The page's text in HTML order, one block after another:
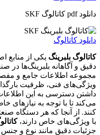
دانلود pdf کاتالوگ SKF
دانلود کاتالوگ
کاتالوگ بلبرینگ یکی از منابع
دقیق و آگاهانه بلبرینگ‌ها
مجموعه اطلاعات جامع و
ویژگی‌های فنی، ظرفیت
داشتن دسترسی به این
می‌کند تا با توجه به نیازهای
کنند. از آنجا که هر دستگاه
با ویژگی‌های خاص دارند،
جزئیات دقیق مانند نوع و